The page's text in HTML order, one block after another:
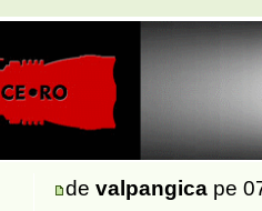
devalpangica pe